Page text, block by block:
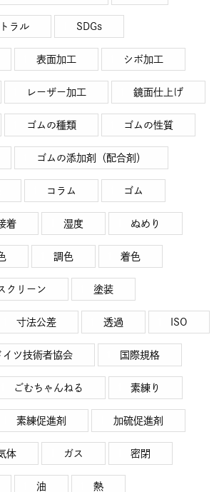
ラル SDGs
表面加工 シボ加工
レーザー加工 鏡面仕上げ
ゴムの種類 ゴムの性質
ゴムの添加剤（配合剤）
コラム ゴム
着 湿度 ぬめり
調色 着色
クリーン 塗装
寸法公差 透過 ISO
イツ技術者協会 国際規格
ごむちゃんねる 素練り
素練促進剤 加硫促進剤
体 ガス 密閉
油 熱